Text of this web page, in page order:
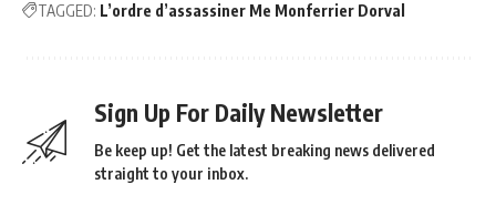
TAGGED: L’ordre d’assassiner Me Monferrier Dorval
Sign Up For Daily Newsletter
Be keep up! Get the latest breaking news delivered
straight to your inbox.